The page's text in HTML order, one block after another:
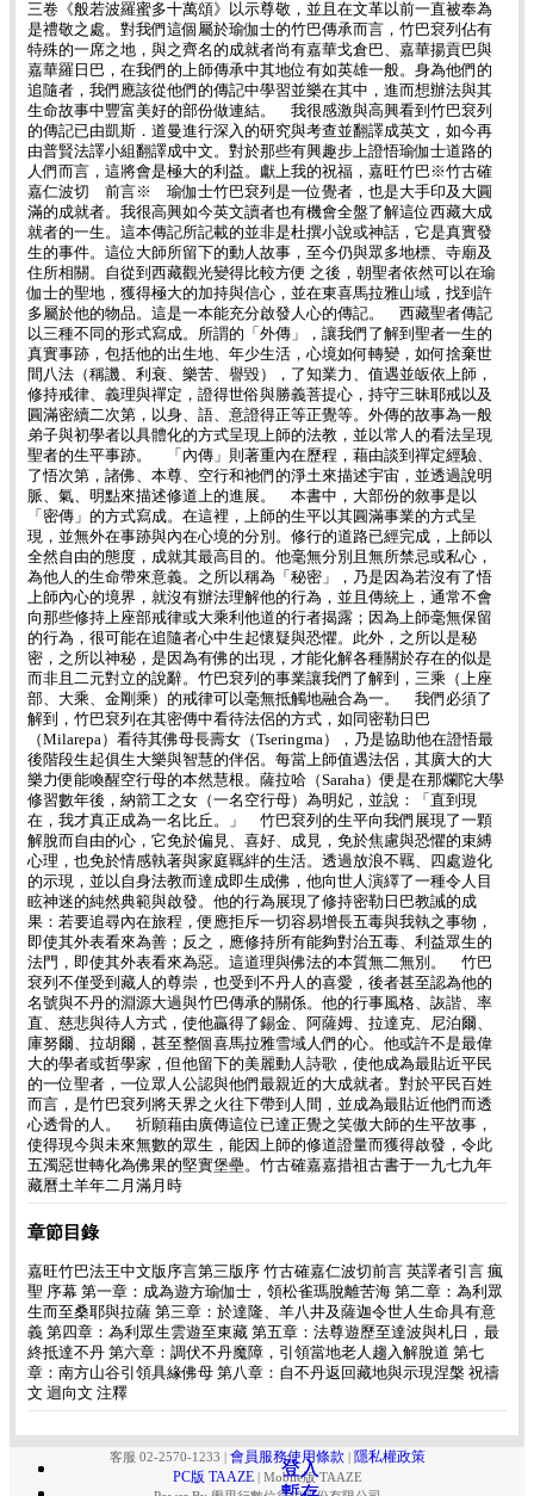
登入
三卷《般若波羅蜜多十萬頌》以示尊敬，並且在文革以前一直被奉為
是禮敬之處。對我們這個屬於瑜伽士的竹巴傳承而言，竹巴袞列佔有
特殊的一席之地，與之齊名的成就者尚有嘉華戈倉巴、嘉華揚貢巴與
嘉華羅日巴，在我們的上師傳承中其地位有如英雄一般。身為他們的
追隨者，我們應該從他們的傳記中學習並樂在其中，進而想辦法與其
生命故事中豐富美好的部份做連結。 我很感激與高興看到竹巴袞列
的傳記已由凱斯．道曼進行深入的研究與考查並翻譯成英文，如今再
由普賢法譯小組翻譯成中文。對於那些有興趣步上證悟瑜伽士道路的
人們而言，這將會是極大的利益。獻上我的祝福，嘉旺竹巴※竹古確
嘉仁波切 前言※ 瑜伽士竹巴袞列是一位覺者，也是大手印及大圓
滿的成就者。我很高興如今英文讀者也有機會全盤了解這位西藏大成
就者的一生。這本傳記所記載的並非是杜撰小說或神話，它是真實發
生的事件。這位大師所留下的動人故事，至今仍與眾多地標、寺廟及
住所相關。自從到西藏觀光變得比較方便 之後，朝聖者依然可以在瑜
伽士的聖地，獲得極大的加持與信心，並在東喜馬拉雅山域，找到許
多屬於他的物品。這是一本能充分啟發人心的傳記。 西藏聖者傳記
以三種不同的形式寫成。所謂的「外傳」，讓我們了解到聖者一生的
真實事跡，包括他的出生地、年少生活，心境如何轉變，如何捨棄世
間八法（稱譏、利衰、樂苦、譽毀），了知業力、值遇並皈依上師，
修持戒律、義理與禪定，證得世俗與勝義菩提心，持守三昧耶戒以及
圓滿密續二次第，以身、語、意證得正等正覺等。外傳的故事為一般
弟子與初學者以具體化的方式呈現上師的法教，並以常人的看法呈現
聖者的生平事跡。 「內傳」則著重內在歷程，藉由談到禪定經驗、
了悟次第，諸佛、本尊、空行和祂們的淨土來描述宇宙，並透過說明
脈、氣、明點來描述修道上的進展。 本書中，大部份的敘事是以
「密傳」的方式寫成。在這裡，上師的生平以其圓滿事業的方式呈
現，並無外在事跡與內在心境的分別。修行的道路已經完成，上師以
全然自由的態度，成就其最高目的。他毫無分別且無所禁忌或私心，
為他人的生命帶來意義。之所以稱為「秘密」，乃是因為若沒有了悟
上師內心的境界，就沒有辦法理解他的行為，並且傳統上，通常不會
向那些修持上座部戒律或大乘利他道的行者揭露；因為上師毫無保留
的行為，很可能在追隨者心中生起懷疑與恐懼。此外，之所以是秘
密，之所以神秘，是因為有佛的出現，才能化解各種關於存在的似是
而非且二元對立的說辭。竹巴袞列的事業讓我們了解到，三乘（上座
部、大乘、金剛乘）的戒律可以毫無抵觸地融合為一。 我們必須了
解到，竹巴袞列在其密傳中看待法侶的方式，如同密勒日巴
（Milarepa）看待其佛母長壽女（Tseringma），乃是協助他在證悟最
後階段生起俱生大樂與智慧的伴侶。每當上師值遇法侶，其廣大的大
樂力便能喚醒空行母的本然慧根。薩拉哈（Saraha）便是在那爛陀大學
修習數年後，納箭工之女（一名空行母）為明妃，並說：「直到現
在，我才真正成為一名比丘。」 竹巴袞列的生平向我們展現了一顆
解脫而自由的心，它免於偏見、喜好、成見，免於焦慮與恐懼的束縛
心理，也免於情感執著與家庭羈絆的生活。透過放浪不羈、四處遊化
的示現，並以自身法教而達成即生成佛，他向世人演繹了一種令人目
眩神迷的純然典範與啟發。他的行為展現了修持密勒日巴教誡的成
果：若要追尋內在旅程，便應拒斥一切容易增長五毒與我執之事物，
即使其外表看來為善；反之，應修持所有能夠對治五毒、利益眾生的
法門，即使其外表看來為惡。這道理與佛法的本質無二無別。 竹巴
袞列不僅受到藏人的尊崇，也受到不丹人的喜愛，後者甚至認為他的
名號與不丹的淵源大過與竹巴傳承的關係。他的行事風格、詼諧、率
直、慈悲與待人方式，使他贏得了錫金、阿薩姆、拉達克、尼泊爾、
庫努爾、拉胡爾，甚至整個喜馬拉雅雪域人們的心。他或許不是最偉
大的學者或哲學家，但他留下的美麗動人詩歌，使他成為最貼近平民
的一位聖者，一位眾人公認與他們最親近的大成就者。對於平民百姓
而言，是竹巴袞列將天界之火往下帶到人間，並成為最貼近他們而透
心透骨的人。 祈願藉由廣傳這位已達正覺之笑傲大師的生平故事，
使得現今與未來無數的眾生，能因上師的修道證量而獲得啟發，令此
五濁惡世轉化為佛果的堅實堡壘。竹古確嘉嘉措祖古書于一九七九年
藏曆土羊年二月滿月時
章節目錄
嘉旺竹巴法王中文版序言第三版序 竹古確嘉仁波切前言 英譯者引言 瘋
聖 序幕 第一章：成為遊方瑜伽士，領松雀瑪脫離苦海 第二章：為利眾
生而至桑耶與拉薩 第三章：於達隆、羊八井及薩迦令世人生命具有意
義 第四章：為利眾生雲遊至東藏 第五章：法尊遊歷至達波與札日，最
終抵達不丹 第六章：調伏不丹魔障，引領當地老人趨入解脫道 第七
章：南方山谷引領具緣佛母 第八章：自不丹返回藏地與示現涅槃 祝禱
文 迴向文 注釋
登入
客服 02-2570-1233 會員服務使用條款
隱私權政策
PC版 TAAZE
Mobile版 TAAZE